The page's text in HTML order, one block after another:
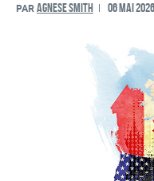
PAR AGNESE SMITH 06 MAI 2026